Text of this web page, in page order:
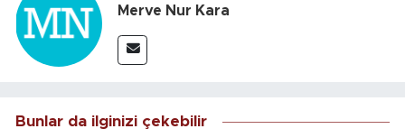
Merve Nur Kara
Bunlar da ilginizi çekebilir